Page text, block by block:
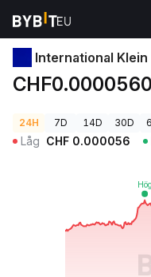
Kryptopriser International
International Klein
24H 7D 14D 30D
Låg CHF 0.000056